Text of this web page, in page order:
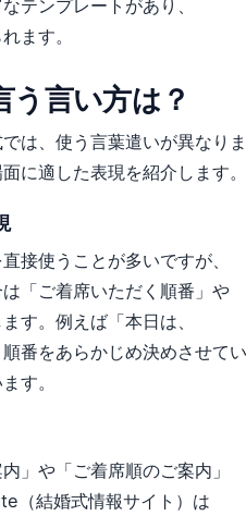
テンプレートがあり、
ます。
う言い方は？
は、使う言葉遣いが異なり
に適した表現を紹介します。
接使うことが多いですが、
「ご着席いただく順番」や
す。例えば「本日は、
番をあらかじめ決めさせて
す。
」や「ご着席順のご案内」
（結婚式情報サイト）は